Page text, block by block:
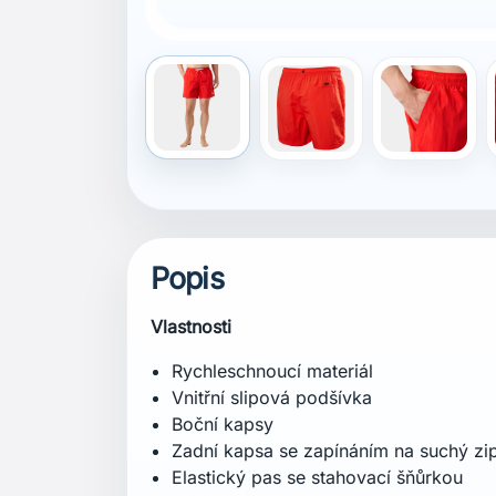
Vnější materiál: 100 % polyamid
Podšívka: 100 % recyklovaný polyester
Certifikace
Střih
Regular / klasický střih
Hmotnost: 175 g
Vnitřní délka nohavice: 17,5 cm
Péče
Prát v pračce ve vlažné vodě při teplotě
Sušit v sušičce při nízké teplotě.
barvami. Před praním zapnout suchý